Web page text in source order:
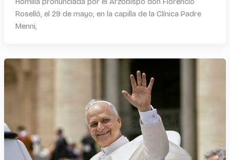
Roselló, el 29 de mayo, en la capilla de la Clínica Padre
Menni,